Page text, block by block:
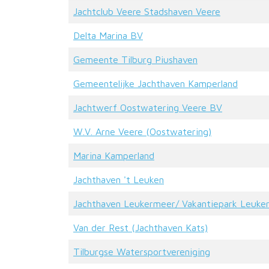
Jachtclub Veere Stadshaven Veere
Delta Marina BV
Gemeente Tilburg Piushaven
Gemeentelijke Jachthaven Kamperland
Jachtwerf Oostwatering Veere BV
W.V. Arne Veere (Oostwatering)
Marina Kamperland
Jachthaven 't Leuken
Jachthaven Leukermeer/ Vakantiepark
Van der Rest (Jachthaven Kats)
Tilburgse Watersportvereniging